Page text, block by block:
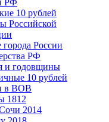
10 рублей
Российской
города России
РФ
и годовщины
10 рублей
в ВОВ
1812
2014